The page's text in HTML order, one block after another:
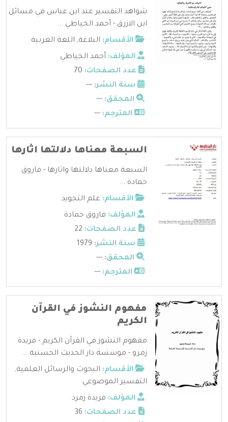
شواهد التفسير عند ابن عباس في مسائل
ابن الازرق - أحمد الخياطي ...
الأقسام: البلاغة, اللغة العربية
المؤلف: أحمد الخياطي
عدد الصفحات:
سنة النشر: ---
المحقق: ---
المترجم: ---
السبعة معناها دلالتها اثارها
السبعة معناها دلالتها واثارها - فاروق
حمادة ...
الأقسام: علم التجويد
المؤلف: فاروق حمادة
عدد الصفحات:
سنة النشر:
المحقق: ---
المترجم: ---
مفهوم النشوز في القرآن
الكريم
مفهوم النشوز في القرآن الكريم - فريدة
زمرو - موسسة دار الحديث الحسنية ...
الأقسام: البحوث والرسائل العلمية,
التفسير الموضوعي
المؤلف: فريدة زمرد
عدد الصفحات: